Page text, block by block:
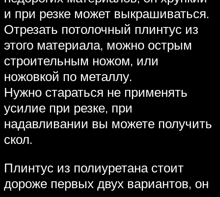
и при резке может выкрашиваться.
Отрезать потолочный плинтус из
этого материала, можно острым
строительным ножом, или
ножовкой по металлу.
Нужно стараться не применять
усилие при резке, при
надавливании вы можете получить
скол.
Плинтус из полиуретана стоит
дороже первых двух вариантов, он